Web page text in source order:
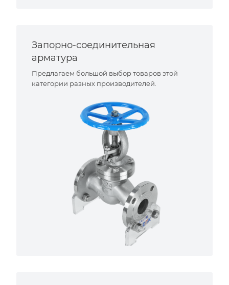
Запорно-соединительная
арматура
Предлагаем большой выбор товаров этой
категории разных производителей.